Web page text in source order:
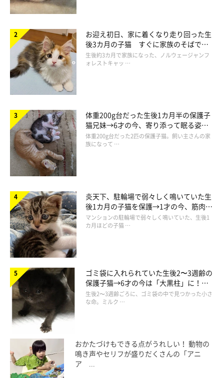
@kmg_0702
「冬毛→夏毛に変わる春先から抜け毛の量がすごかった」
ことは把握していた飼い主さんですが、こんなにも毛量が変化し
ているんだということは、今回写真を見比べて初めて知ったそう
お迎え初日、家に着くなり走り回った生
後3カ月の子猫 すぐに家族のそばで落
ち着く姿に「迎えてよかった」
生後約3カ月で家族になった、ノルウェージャンフ
ォレストキャッ …
体重200g台だった生後1カ月半の保護子
猫兄妹→6才の今、寄り添って眠る姿に
ほっこり！
体重200g台だった2匹の保護子猫。飼い主さんの家
族になって …
炎天下、駐輪場で弱々しく鳴いていた生
後1カ月の子猫を保護→1才の今、筋肉質
でツンデレなコに成長
マンションの駐輪場で弱々しく鳴いていた、生後1
カ月ほどの子猫 …
ゴミ袋に入れられていた生後2〜3週齢の
保護子猫→6才の今は「大黒柱」に！
美しい黒猫に成長した姿にグッとくる
生後2〜3週齢ごろに、ゴミ袋の中で見つかった小さ
な命。ミルク …
おかたづけもできる点がうれしい！ 動物の
鳴き声やセリフが盛りだくさんの「アニ
ア ...